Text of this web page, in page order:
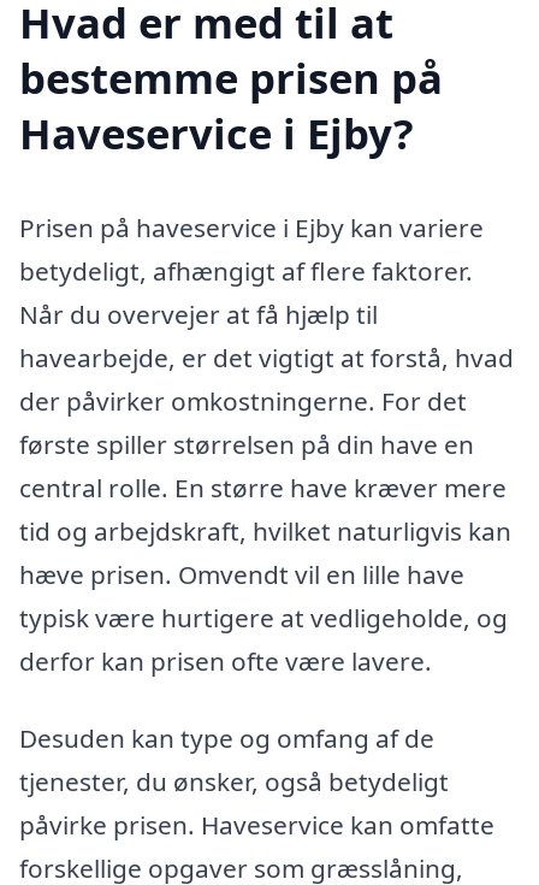
Hvad er med til at
bestemme prisen på
Haveservice i Ejby?
Prisen på haveservice i Ejby kan variere
betydeligt, afhængigt af flere faktorer.
Når du overvejer at få hjælp til
havearbejde, er det vigtigt at forstå, hvad
der påvirker omkostningerne. For det
første spiller størrelsen på din have en
central rolle. En større have kræver mere
tid og arbejdskraft, hvilket naturligvis kan
hæve prisen. Omvendt vil en lille have
typisk være hurtigere at vedligeholde, og
derfor kan prisen ofte være lavere.
Desuden kan type og omfang af de
tjenester, du ønsker, også betydeligt
påvirke prisen. Haveservice kan omfatte
forskellige opgaver som græsslåning,